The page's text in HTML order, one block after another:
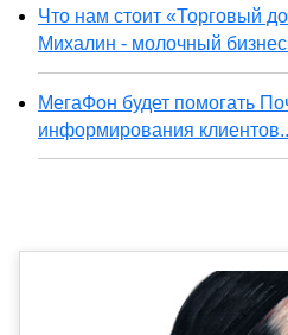
Что нам стоит «Торговый
Михалин - молочный бизнес
МегаФон будет помогать
информирования